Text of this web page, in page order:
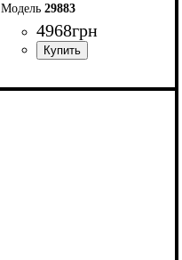
29883
4968грн